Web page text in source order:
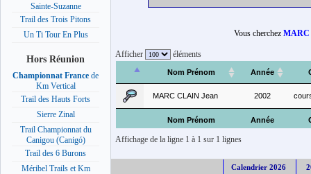
Sainte-Suzanne
Trail des Trois Pitons
Un Ti Tour En Plus
Hors Réunion
Championnat France de
Km Vertical
Trail des Hauts Forts
Sierre Zinal
Trail Championnat du
Canigou (Canigó)
Trail des 6 Burons
Méribel Trails et Km
Vous cherchez MARC
Afficher éléments
Nom Prénom Année
Nom Prénom Année
MARC CLAIN Jean 2002
Affichage de la ligne 1 à 1 sur 1 lignes
Calendrier 2026